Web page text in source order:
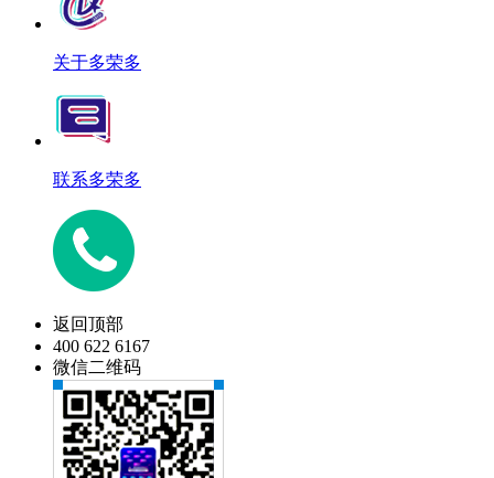
关于多荣多
联系多荣多
返回顶部
400 622 6167
微信二维码